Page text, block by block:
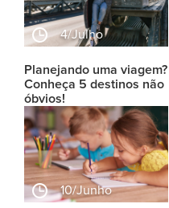
4/julho
Planejando uma viagem?
Conheça 5 destinos não
óbvios!
10/junho